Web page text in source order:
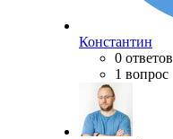
Константин
0 ответов
1 вопрос